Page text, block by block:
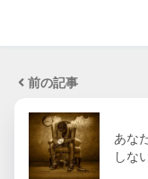
前の記事
あな
しな